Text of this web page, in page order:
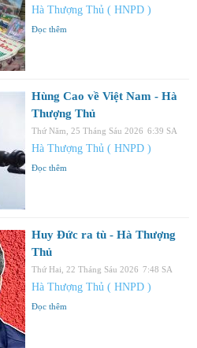
Hà Thượng Thủ ( HNPD )
Đọc thêm
Hùng Cao về Việt Nam - Hà
Thượng Thủ
Thứ Năm, 25 Tháng Sáu 2026 6:39 SA
Hà Thượng Thủ ( HNPD )
Đọc thêm
Huy Đức ra tù - Hà Thượng
Thủ
Thứ Hai, 22 Tháng Sáu 2026 7:48 SA
Hà Thượng Thủ ( HNPD )
Đọc thêm